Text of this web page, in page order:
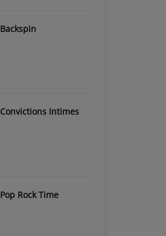
Backspin
Convictions Intimes
Pop Rock Time